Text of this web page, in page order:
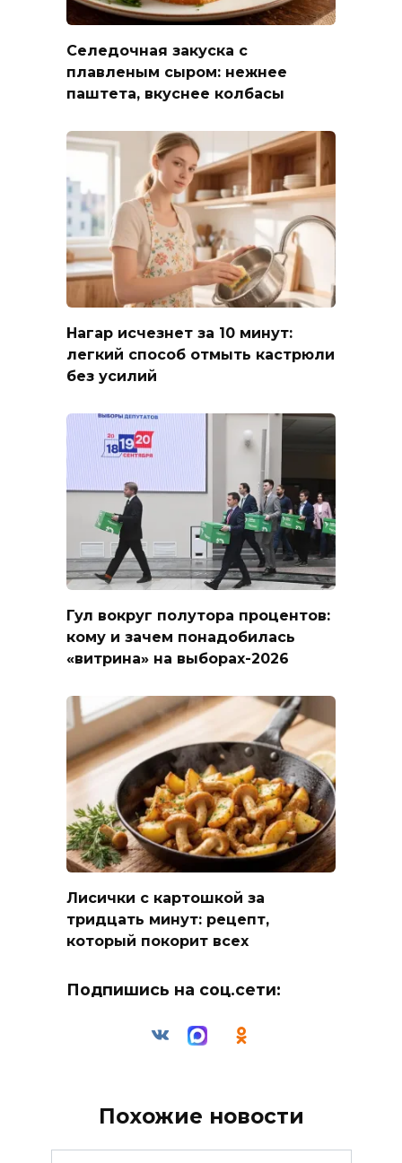
Селедочная закуска с
плавленым сыром: нежнее
паштета, вкуснее колбасы
Нагар исчезнет за 10 минут:
легкий способ отмыть кастрюли
без усилий
Гул вокруг полутора процентов:
кому и зачем понадобилась
«витрина» на выборах-2026
Лисички с картошкой за
тридцать минут: рецепт,
который покорит всех
Подпишись на соц.сети:
Похожие новости